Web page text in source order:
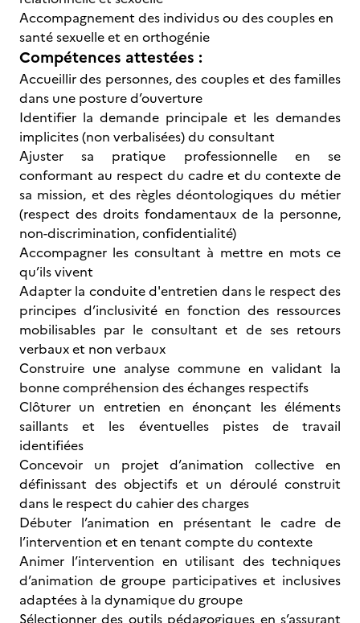
Accompagnement des individus ou des couples en
santé sexuelle et en orthogénie
Compétences attestées :
Accueillir des personnes, des couples et des familles
dans une posture d’ouverture
Identifier la demande principale et les demandes
implicites (non verbalisées) du consultant
Ajuster sa pratique professionnelle en se
conformant au respect du cadre et du contexte de
sa mission, et des règles déontologiques du métier
(respect des droits fondamentaux de la personne,
non-discrimination, confidentialité)
Accompagner les consultant à mettre en mots ce
qu’ils vivent
Adapter la conduite d'entretien dans le respect des
principes d’inclusivité en fonction des ressources
mobilisables par le consultant et de ses retours
verbaux et non verbaux
Construire une analyse commune en validant la
bonne compréhension des échanges respectifs
Clôturer un entretien en énonçant les éléments
saillants et les éventuelles pistes de travail
identifiées
Concevoir un projet d’animation collective en
définissant des objectifs et un déroulé construit
dans le respect du cahier des charges
Débuter l’animation en présentant le cadre de
l’intervention et en tenant compte du contexte
Animer l’intervention en utilisant des techniques
d’animation de groupe participatives et inclusives
adaptées à la dynamique du groupe
Sélectionner des outils pédagogiques en s’assurant